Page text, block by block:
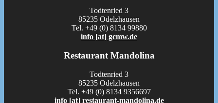
Todtenried 3
85235 Odelzhausen
Tel. +49 (0) 8134 99880
info [at] gcmw.de
Restaurant Mandolina
Todtenried 3
85235 Odelzhausen
Tel. +49 (0) 8134 9356697
info [at] restaurant-mandolina.de